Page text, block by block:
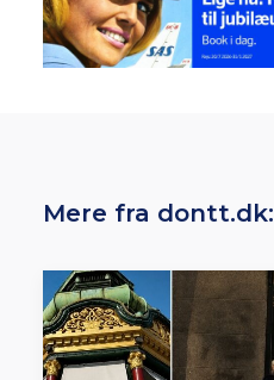
Mere fra dontt.dk: